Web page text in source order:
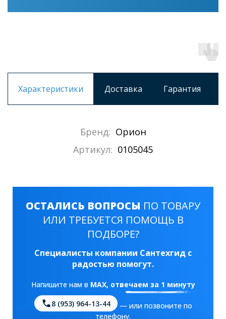
Характеристики Доставка Гарантия
Бренд: Орион
Артикул: 0105045
ОСТАЛИСЬ ВОПРОСЫ ПО ТОВАРУ
ИЛИ ТРЕБУЕТСЯ ПОМОЩЬ В
ПОДБОРЕ?
Специалисты компании Сантехгид с
радостью помогут.
Напишите нам в MAX, отвечаем за 1 минуту
8 (953) 964-13-44
— или позвоните по
телефону.